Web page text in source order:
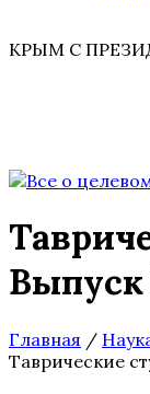
КРЫМ С
Главная /
Таврические